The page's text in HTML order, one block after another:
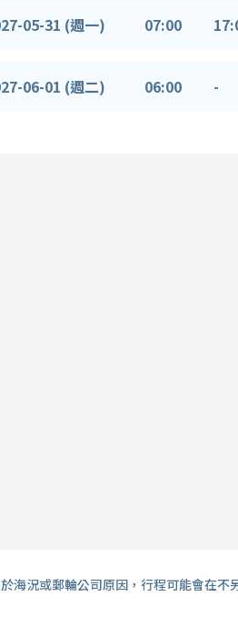
05-31 (週一) 07:00
06-01 (週二) 06:00 -
海況或郵輪公司原因，行程可能會在不